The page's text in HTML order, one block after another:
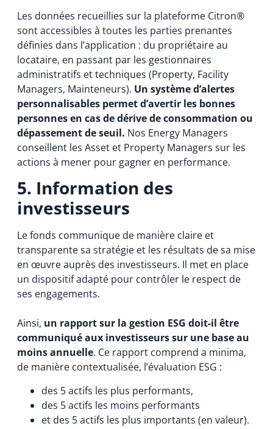
Les données recueillies sur la plateforme Citron®
sont accessibles à toutes les parties prenantes
définies dans l’application : du propriétaire au
locataire, en passant par les gestionnaires
administratifs et techniques (Property, Facility
Managers, Mainteneurs). Un système d’alertes
personnalisables permet d’avertir les bonnes
personnes en cas de dérive de consommation ou
dépassement de seuil. Nos Energy Managers
conseillent les Asset et Property Managers sur les
actions à mener pour gagner en performance.
5. Information des
investisseurs
Le fonds communique de manière claire et
transparente sa stratégie et les résultats de sa mise
en œuvre auprès des investisseurs. Il met en place
un dispositif adapté pour contrôler le respect de
ses engagements.
Ainsi, un rapport sur la gestion ESG doit-il être
communiqué aux investisseurs sur une base au
moins annuelle. Ce rapport comprend a minima,
de manière contextualisée, l’évaluation ESG :
des 5 actifs les plus performants,
des 5 actifs les moins performants
et des 5 actifs les plus importants (en valeur).